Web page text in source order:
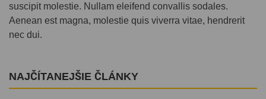
suscipit molestie. Nullam eleifend convallis sodales.
Aenean est magna, molestie quis viverra vitae, hendrerit
nec dui.
NAJČÍTANEJŠIE ČLÁNKY